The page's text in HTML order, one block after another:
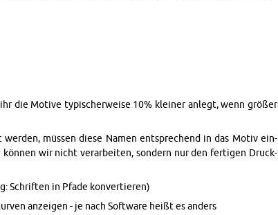
die Mo­ti­ve ty­pi­scher­wei­se 10% klei­ner an­legt, wenn grö­ßer
müs­sen diese Namen ent­spre­chend in das Motiv ein­
wir nicht ver­ar­bei­ten, son­dern nur den fer­ti­gen Druck­
Schrif­ten in Pfade kon­ver­tie­ren)
an­zei­gen - je nach Soft­ware heißt es an­ders